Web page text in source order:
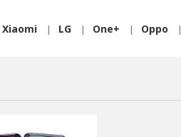
Xiaomi | LG | One+ | Oppo |